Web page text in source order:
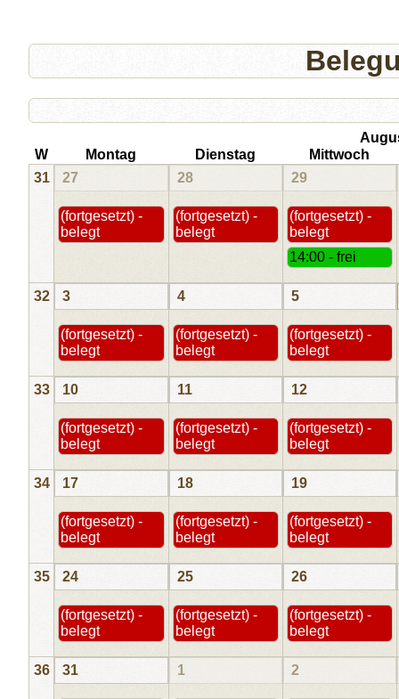
W
Montag Dienstag
Mittwoch
31
27
(fortgesetzt) -
belegt
28
(fortgesetzt) -
belegt
29
(fortgesetzt) -
belegt
14:00 - frei
32 3
(fortgesetzt) -
belegt
4
(fortgesetzt) -
belegt
5
(fortgesetzt) -
belegt
33 10
(fortgesetzt) -
belegt
11
(fortgesetzt) -
belegt
12
(fortgesetzt) -
belegt
34 17
(fortgesetzt) -
belegt
18
(fortgesetzt) -
belegt
19
(fortgesetzt) -
belegt
35 24
(fortgesetzt) -
belegt
25
(fortgesetzt) -
belegt
26
(fortgesetzt) -
belegt
36 31 1 2